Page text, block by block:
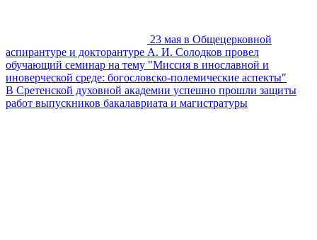
23 мая в Общецерковной
аспирантуре и докторантуре А. И. Солодков провел
обучающий семинар на тему "Миссия в инославной и
иноверческой среде: богословско-полемические аспекты"
В Сретенской духовной академии успешно прошли защиты
работ выпускников бакалавриата и магистратуры